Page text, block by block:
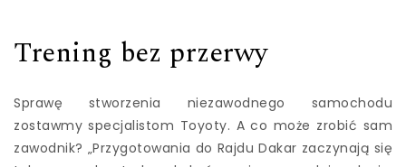
Trening bez przerwy
Sprawę stworzenia niezawodnego samochodu
zostawmy specjalistom Toyoty. A co może zrobić sam
zawodnik? „Przygotowania do Rajdu Dakar zaczynają się